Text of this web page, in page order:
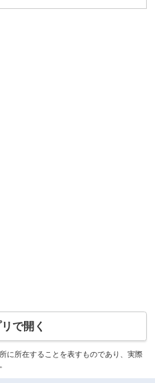
で開く
に所在することを表すものであり、実際